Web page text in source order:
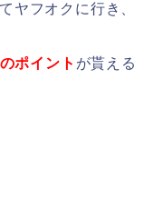
ヤフオクに行き、
ポイント が貰える